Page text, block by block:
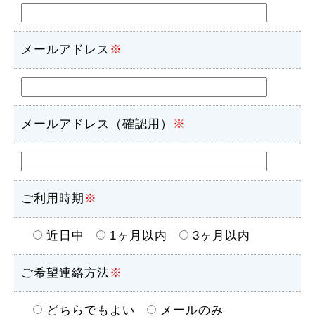
メールアドレス ※
メールアドレス（確認用） ※
ご利用時期 ※
近日中 1ヶ月以内 3ヶ月以内
ご希望連絡方法※
どちらでもよい
メールのみ